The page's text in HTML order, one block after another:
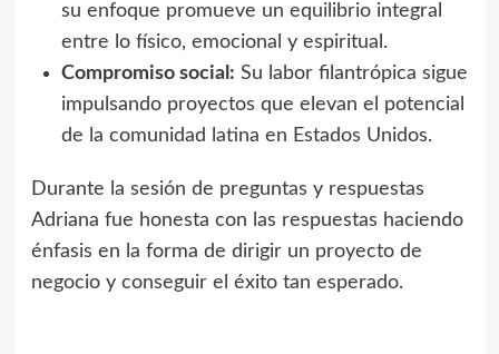
su enfoque promueve un equilibrio integral
entre lo físico, emocional y espiritual.
Compromiso social: Su labor filantrópica sigue
impulsando proyectos que elevan el potencial
de la comunidad latina en Estados Unidos.
Durante la sesión de preguntas y respuestas
Adriana fue honesta con las respuestas haciendo
énfasis en la forma de dirigir un proyecto de
negocio y conseguir el éxito tan esperado.